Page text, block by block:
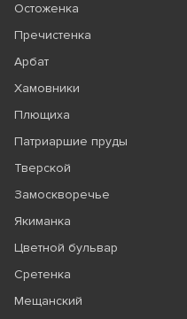
Остоженка
Пречистенка
Арбат
Хамовники
Плющиха
Патриаршие пруды
Тверской
Замоскворечье
Якиманка
Цветной бульвар
Сретенка
Мещанский